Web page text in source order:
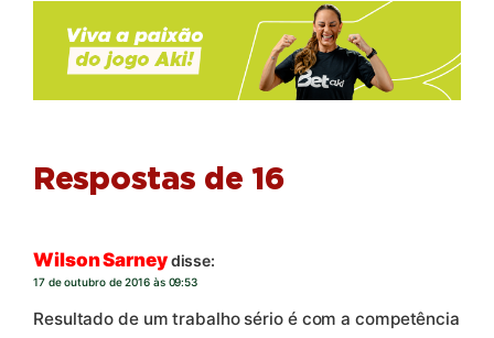
Respostas de 16
Wilson Sarneydisse:
17 de outubro de 2016 às 09:53
Resultado de um trabalho sério é com a competência